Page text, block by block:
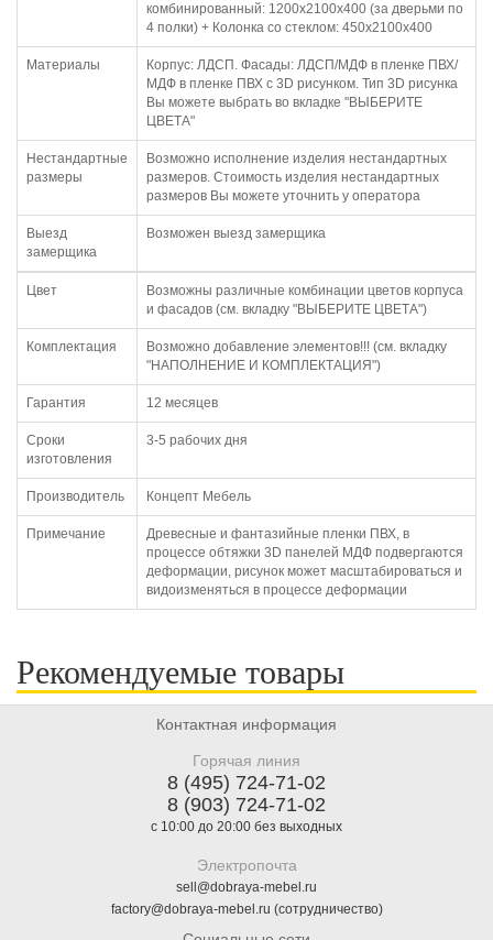
комбинированный: 1200х2100х400 (за дверьми по
4 полки) + Колонка со стеклом: 450х2100х400
Материалы
Корпус: ЛДСП. Фасады: ЛДСП/МДФ в пленке ПВХ/
МДФ в пленке ПВХ с 3D рисунком. Тип 3D рисунка
Вы можете выбрать во вкладке "ВЫБЕРИТЕ
ЦВЕТА"
Нестандартные
размеры
Возможно исполнение изделия нестандартных
размеров. Стоимость изделия нестандартных
размеров Вы можете уточнить у оператора
Выезд
замерщика
Возможен выезд замерщика
Цвет
Возможны различные комбинации цветов корпуса
и фасадов (см. вкладку "ВЫБЕРИТЕ ЦВЕТА")
Комплектация
Возможно добавление элементов!!! (см. вкладку
"НАПОЛНЕНИЕ И КОМПЛЕКТАЦИЯ")
Гарантия 12 месяцев
Сроки
изготовления
3-5 рабочих дня
Производитель Концепт Мебель
Примечание
Древесные и фантазийные пленки ПВХ, в
процессе обтяжки 3D панелей МДФ подвергаются
деформации, рисунок может масштабироваться и
видоизменяться в процессе деформации
Рекомендуемые товары
Контактная информация
Горячая линия
8 (495) 724-71-02
8 (903) 724-71-02
с 10:00 до 20:00 без выходных
Электропочта
sell@dobraya-mebel.ru
factory@dobraya-mebel.ru (сотрудничество)